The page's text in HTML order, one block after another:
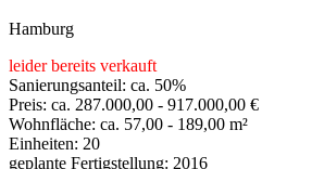
Hamburg
leider bereits verkauft
Sanierungsanteil: ca. 50%
Preis: ca. 287.000,00 - 917.000,00 €
Wohnfläche: ca. 57,00 - 189,00 m²
Einheiten: 20
geplante Fertigstellung: 2016